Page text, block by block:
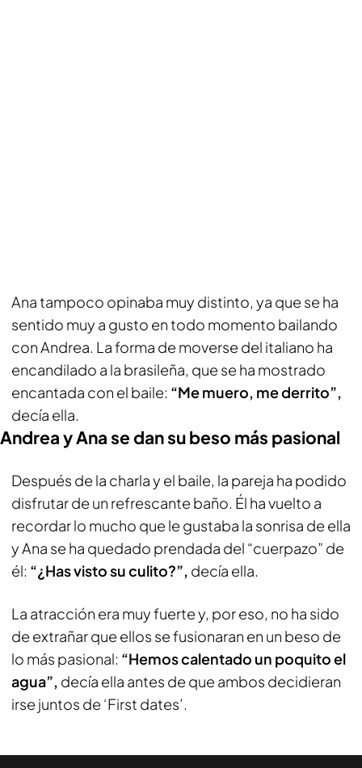
Ana tampoco opinaba muy distinto, ya que se ha
sentido muy a gusto en todo momento bailando
con Andrea. La forma de moverse del italiano ha
encandilado a la brasileña, que se ha mostrado
encantada con el baile: “Me muero, me derrito”,
decía ella.
Andrea y Ana se dan su beso más pasional
Después de la charla y el baile, la pareja ha podido
disfrutar de un refrescante baño. Él ha vuelto a
recordar lo mucho que le gustaba la sonrisa de ella
y Ana se ha quedado prendada del “cuerpazo” de
él: “¿Has visto su culito?”, decía ella.
La atracción era muy fuerte y, por eso, no ha sido
de extrañar que ellos se fusionaran en un beso de
lo más pasional: “Hemos calentado un poquito el
agua”, decía ella antes de que ambos decidieran
irse juntos de ‘First dates’.